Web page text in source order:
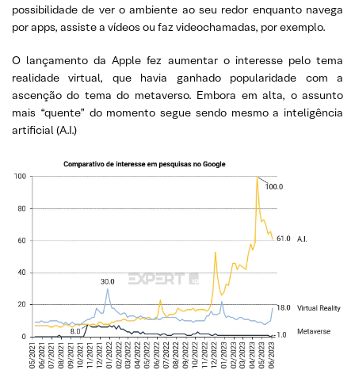
possibilidade de ver o ambiente ao seu redor enquanto navega
por apps, assiste a vídeos ou faz videochamadas, por exemplo.
O lançamento da Apple fez aumentar o interesse pelo tema
realidade virtual, que havia ganhado popularidade com a
ascenção do tema do metaverso. Embora em alta, o assunto
mais “quente” do momento segue sendo mesmo a inteligência
artificial (A.I.)